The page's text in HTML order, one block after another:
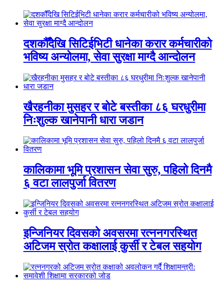
दशकौँदेखि सिटिईभिटी धानेका करार कर्मचारीको
भविष्य अन्योलमा, सेवा सुरक्षा माग्दै आन्दोलन
खैरहनीका मुसहर र बोटे बस्तीका ८६ घरधुरीमा
निःशुल्क खानेपानी धारा जडान
कालिकामा भूमि प्रशासन सेवा सुरु, पहिलो दिनमै
६ वटा लालपुर्जा वितरण
इन्जिनियर दिवसको अवसरमा रत्ननगरस्थित
अटिजम स्रोत कक्षालाई कुर्सी र टेबल सहयोग